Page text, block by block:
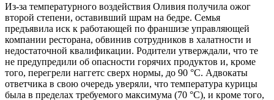
Из-за температурного воздействия Оливия получила ожог
второй степени, оставивший шрам на бедре. Семья
предъявила иск к работающей по франшизе управляющей
компании ресторана, обвинив сотрудников в халатности и
недостаточной квалификации. Родители утверждали, что те
не предупредили об опасности горячих продуктов и, кроме
того, перегрели наггетс сверх нормы, до 90 °С. Адвокаты
ответчика в свою очередь уверяли, что температура курицы
была в пределах требуемого максимума (70 °С), и кроме того,